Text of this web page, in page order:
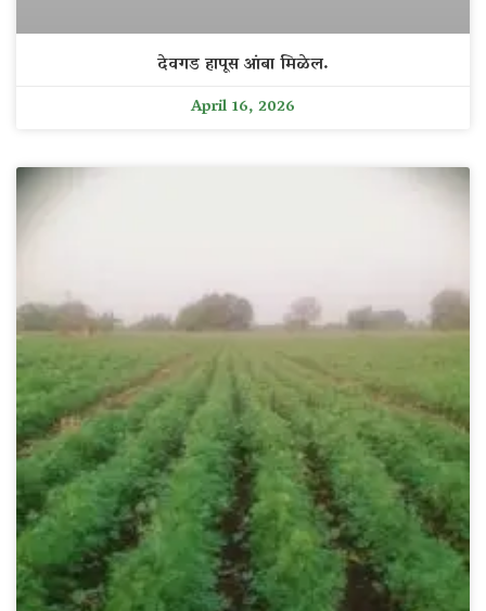
देवगड हापूस आंबा मिळेल.
April 16, 2026